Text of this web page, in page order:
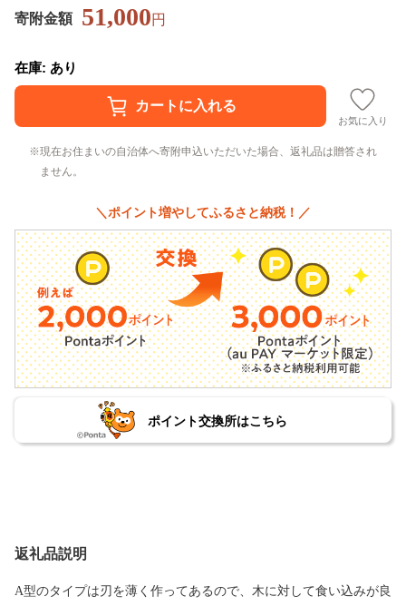
寄附金額 51,000円
在庫: あり
お気に入り
現在お住まいの自治体へ寄附申込いただいた場合、返礼品は贈答され
ません。
＼ポイント増やしてふるさと納税！／
ポイント交換所はこちら
返礼品説明
A型のタイプは刃を薄く作ってあるので、木に対して食い込みが良